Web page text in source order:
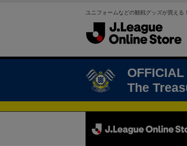
ユニフォームなどの観戦グッズが買える
The